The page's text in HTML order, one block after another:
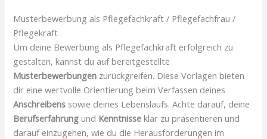
Musterbewerbung als Pflegefachkraft / Pflegefachfrau /
Pflegekraft
Um deine Bewerbung als Pflegefachkraft erfolgreich zu
gestalten, kannst du auf bereitgestellte
Musterbewerbungen zurückgreifen. Diese Vorlagen bieten
dir eine wertvolle Orientierung beim Verfassen deines
Anschreibens sowie deines Lebenslaufs. Achte darauf, deine
Berufserfahrung und Kenntnisse klar zu präsentieren und
darauf einzugehen, wie du die Herausforderungen im